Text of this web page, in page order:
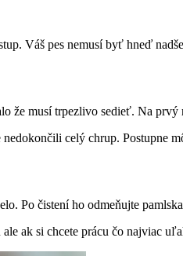
Váš pes nemusí byť hneď
že musí trpezlivo sedieť. Na
nedokončili celý chrup.
Po čistení ho odmeňujte
ak si chcete prácu čo najviac